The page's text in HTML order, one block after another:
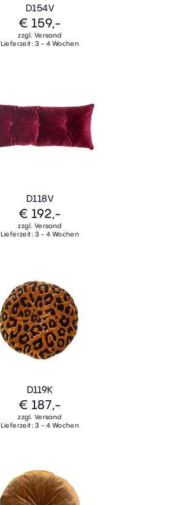
D154V
€ 159,-
zzgl. Versand
Lieferzeit: 3 - 4 Wochen
D118V
€ 192,-
zzgl. Versand
Lieferzeit: 3 - 4 Wochen
D119K
€ 187,-
zzgl. Versand
Lieferzeit: 3 - 4 Wochen